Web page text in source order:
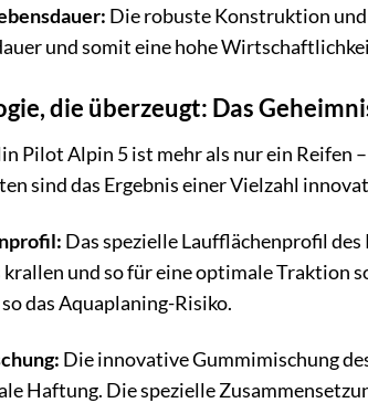
Die robuste Konstruktion
und somit eine hohe
die überzeugt: Das
Pilot Alpin 5 ist mehr als nur ein Reifen
sind das Ergebnis einer Vielzahl
Das spezielle Laufflächenprofil
krallen und so für eine optimale Traktion
das Aquaplaning-Risiko.
Die innovative Gummimischung
Haftung. Die spezielle